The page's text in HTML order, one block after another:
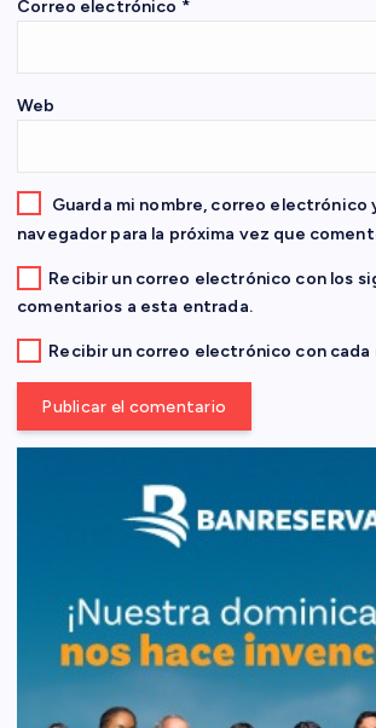
r
d
a
s
Correo electrónico *
Web
Guarda mi nombre, correo electrónico
navegador para la próxima vez que
Recibir un correo electrónico con los
comentarios a esta entrada.
Recibir un correo electrónico con cada